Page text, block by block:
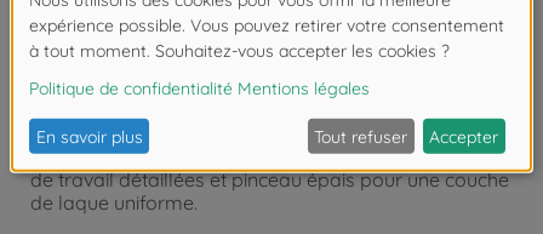
reconnaissance de son entourage. Une tel œuvre
d’art devrait être préservée pour longtemps ! La «
laque de finition, transparente & brillante » de
Schipper Arts & Crafts est une laque diluable à l’eau
de la peinture, intensifie la luminosité des couleurs et
améliore l’effet visible. Flacon de 100 ml, instructions
de travail détaillées et pinceau épais pour une couche
de laque uniforme.